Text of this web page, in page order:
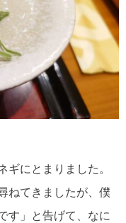
ギにとまりました。
ねてきましたが、僕
す」と告げて、なに